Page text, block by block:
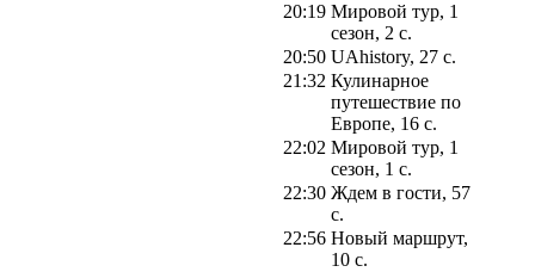
20:19 Мировой тур, 1
сезон, 2 с.
20:50 UAhistory, 27 с.
21:32 Кулинарное
путешествие по
Европе, 16 с.
22:02 Мировой тур, 1
сезон, 1 с.
22:30 Ждем в гости, 57
с.
22:56 Новый маршрут,
10 с.